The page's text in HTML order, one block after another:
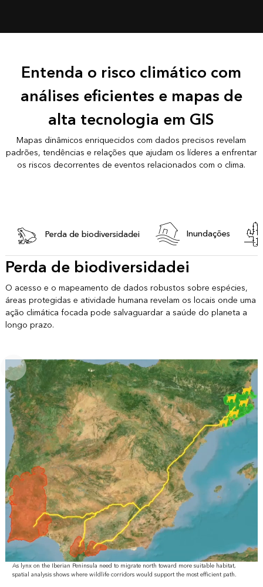
Entenda o risco climático com
análises eficientes e mapas de
alta tecnologia em GIS
Mapas dinâmicos enriquecidos com dados precisos revelam
padrões, tendências e relações que ajudam os líderes a enfrentar
os riscos decorrentes de eventos relacionados com o clima.
Perda de biodiversidadei Inundações
Perda de biodiversidadei
O acesso e o mapeamento de dados robustos sobre espécies,
áreas protegidas e atividade humana revelam os locais onde uma
ação climática focada pode salvaguardar a saúde do planeta a
longo prazo.
As lynx on the Iberian Peninsula need to migrate north toward more suitable habitat,
spatial analysis shows where wildlife corridors would support the most efficient path.